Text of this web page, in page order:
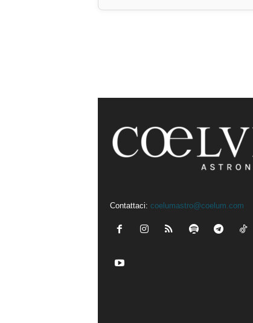
Contattaci: coelumastro@coelum.com